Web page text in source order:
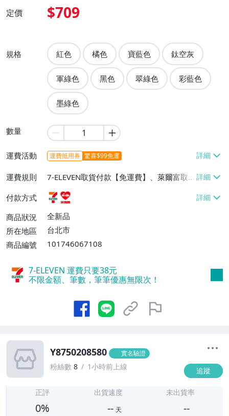
定價 $709
規格 紅色 橘色 寶藍色 鈦空灰
軍綠色 黑色 翠綠色 彩藍色
墨綠色
數量
運費活動 運費抵用券 驚喜$99免運
運費規則
7-ELEVEN取貨付款【免運費】、萊爾富取
貨付款【免運費】
付款方式
商品狀況
全新品
所在地區
台北市
商品編號
101746067108
7-ELEVEN 運費只要38元
不限金額、筆數，筆筆優惠無限次！
Y8750208580 實名驗證
粉絲數 8 1小時前上線 追蹤
正評
0%
出貨速度
-- 天
未出貨率
--